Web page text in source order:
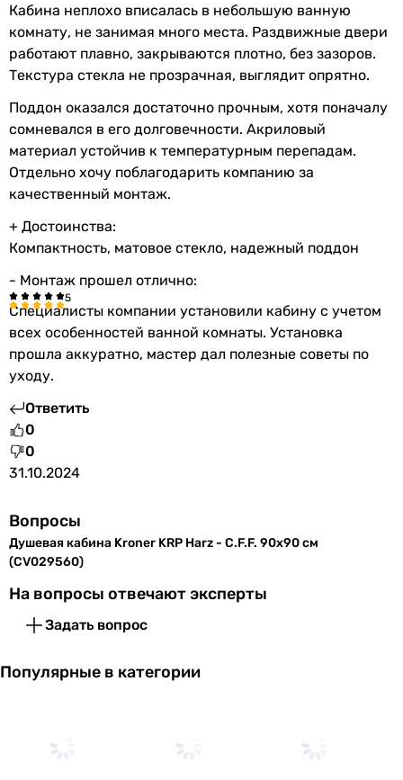
Кабина неплохо вписалась в небольшую ванную
комнату, не занимая много места. Раздвижные двери
работают плавно, закрываются плотно, без зазоров.
Текстура стекла не прозрачная, выглядит опрятно.
Поддон оказался достаточно прочным, хотя поначалу
сомневался в его долговечности. Акриловый
материал устойчив к температурным перепадам.
Отдельно хочу поблагодарить компанию за
качественный монтаж.
+ Достоинства:
Компактность, матовое стекло, надежный поддон
- Монтаж прошел отлично:
Специалисты компании установили кабину с учетом
всех особенностей ванной комнаты. Установка
прошла аккуратно, мастер дал полезные советы по
уходу.
Ответить
0
0
31.10.2024
Вопросы
Душевая кабина Kroner KRP Harz - C.F.F. 90x90 см
(CV029560)
На вопросы отвечают эксперты
Задать вопрос
Популярные в категории